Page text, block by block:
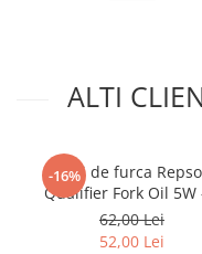
Pivot suspensie
► Accesorii auto
■ Huse scaune auto
■ Tavite auto portbagaj
ALTI
-16%
Ulei de furca
Qualifier Fork Oil 5W
Litru
62,00 Lei
52,00 Lei